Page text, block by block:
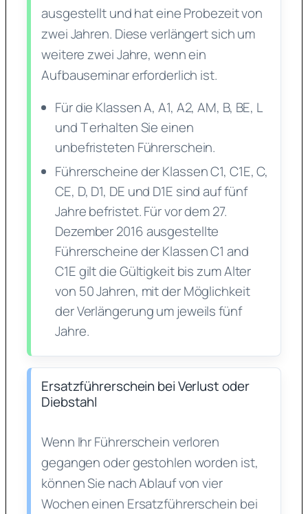
ausgestellt und hat eine Probezeit von
zwei Jahren. Diese verlängert sich um
weitere zwei Jahre, wenn ein
Aufbauseminar erforderlich ist.
Für die Klassen A, A1, A2, AM, B, BE, L
und T erhalten Sie einen
unbefristeten Führerschein.
Führerscheine der Klassen C1, C1E, C,
CE, D, D1, DE und D1E sind auf fünf
Jahre befristet. Für vor dem 27.
Dezember 2016 ausgestellte
Führerscheine der Klassen C1 and
C1E gilt die Gültigkeit bis zum Alter
von 50 Jahren, mit der Möglichkeit
der Verlängerung um jeweils fünf
Jahre.
Ersatzführerschein bei Verlust oder
Diebstahl
Wenn Ihr Führerschein verloren
gegangen oder gestohlen worden ist,
können Sie nach Ablauf von vier
Wochen einen Ersatzführerschein bei